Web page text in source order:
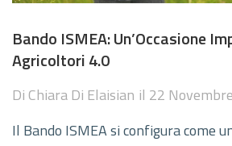
Bando ISMEA: Un’Occasione
Agricoltori 4.0
Di Chiara Di Elaisian il 22
Il Bando ISMEA si configura come